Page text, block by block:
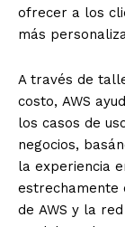
ofrecer a los
más
A través de
costo, AWS
los casos de
negocios,
la experiencia
estrechamente
de AWS y la red